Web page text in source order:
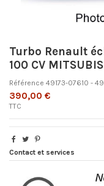
Turbo Renault
100 CV
Référence 49173-07610 -
390,00 €
TTC
Contact et services